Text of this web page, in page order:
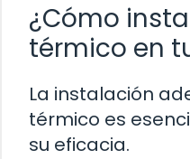
¿Cómo
térmico en
La instalación
térmico es
su eficacia.